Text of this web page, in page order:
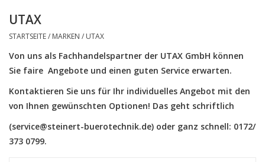
Toner
Büromaschinen
Marken
UTAX
STARTSEITE/ MARKEN / UTAX
Von uns als Fachhandelspartner der UTAX GmbH können
Sie faire Angebote und einen guten Service erwarten.
Kontaktieren Sie uns für Ihr individuelles Angebot mit den
von Ihnen gewünschten Optionen! Das geht schriftlich
(service@steinert-buerotechnik.de) oder ganz schnell: 0172/
373 0799.